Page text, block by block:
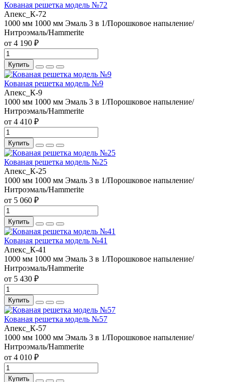
Кованая решетка модель №72
Апекс_К-72
1000 мм 1000 мм Эмаль 3 в 1/Порошковое напыление/
Нитроэмаль/Hammerite
от 4 190 ₽
Купить
Кованая решетка модель №9
Апекс_К-9
1000 мм 1000 мм Эмаль 3 в 1/Порошковое напыление/
Нитроэмаль/Hammerite
от 4 410 ₽
Купить
Кованая решетка модель №25
Апекс_К-25
1000 мм 1000 мм Эмаль 3 в 1/Порошковое напыление/
Нитроэмаль/Hammerite
от 5 060 ₽
Купить
Кованая решетка модель №41
Апекс_К-41
1000 мм 1000 мм Эмаль 3 в 1/Порошковое напыление/
Нитроэмаль/Hammerite
от 5 430 ₽
Купить
Кованая решетка модель №57
Апекс_К-57
1000 мм 1000 мм Эмаль 3 в 1/Порошковое напыление/
Нитроэмаль/Hammerite
от 4 010 ₽
Купить